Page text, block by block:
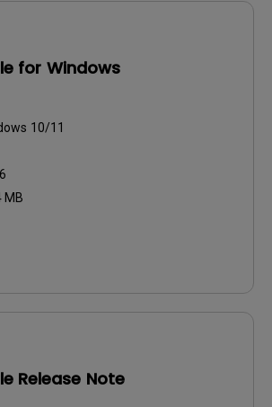
for Windows
10/11
MB
Release Note